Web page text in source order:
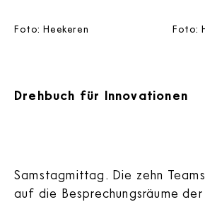
Foto: Heekeren Foto:
Drehbuch für Innovationen
Samstagmittag. Die zehn
auf die Besprechungsräume der